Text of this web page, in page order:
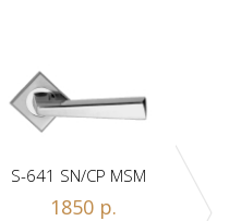
S-641 SN/CP MSM
1850 р.